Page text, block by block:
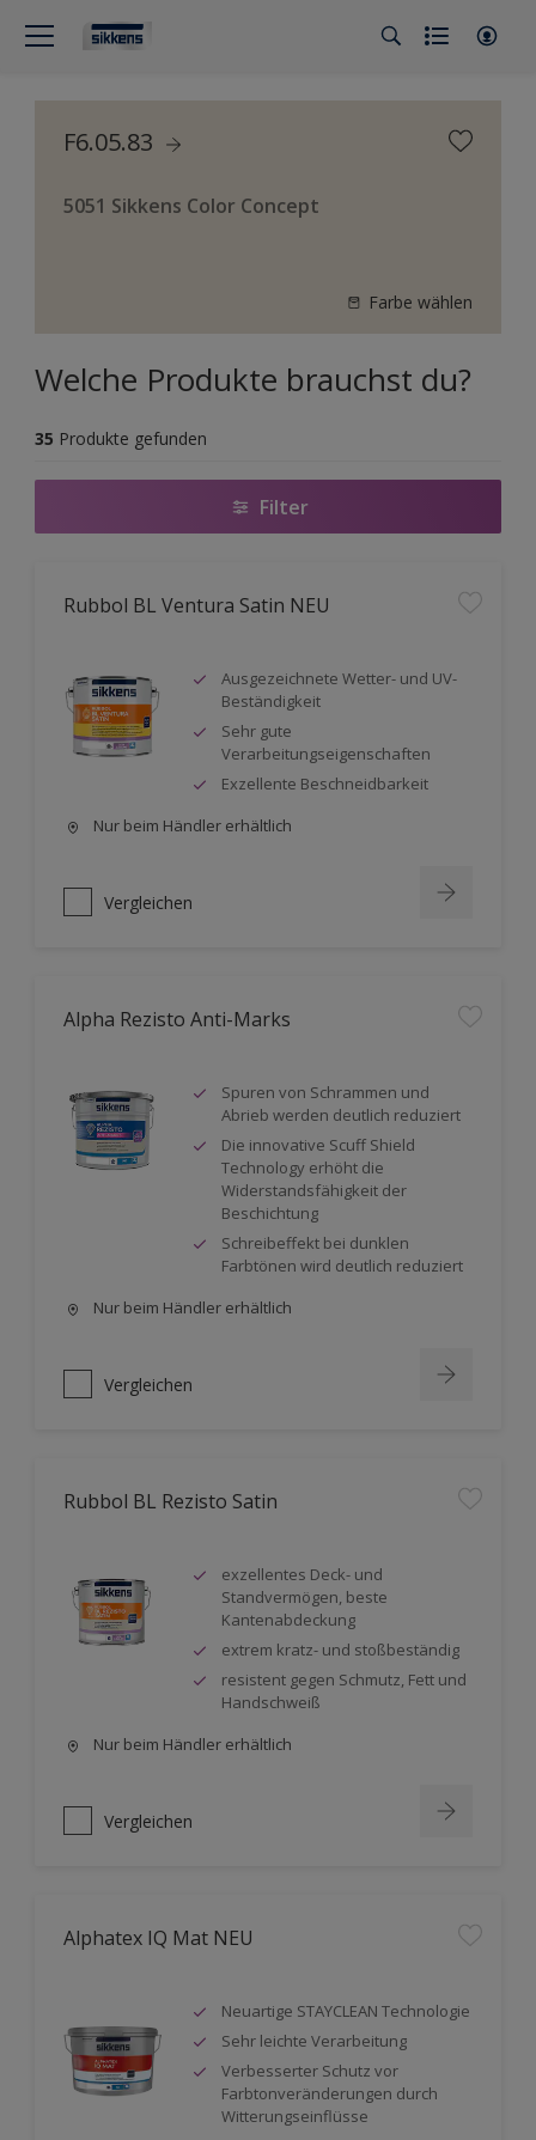
F6.05.83
5051 Sikkens Color Concept
Farbe wählen
Welche Produkte brauchst du?
35 Produkte gefunden
Filter
Rubbol BL Ventura Satin NEU
Ausgezeichnete Wetter- und UV-
Beständigkeit
Sehr gute
Verarbeitungseigenschaften
Exzellente Beschneidbarkeit
Nur beim Händler erhältlich
Vergleichen
Alpha Rezisto Anti-Marks
Spuren von Schrammen und
Abrieb werden deutlich reduziert
Die innovative Scuff Shield
Technology erhöht die
Widerstandsfähigkeit der
Beschichtung
Schreibeffekt bei dunklen
Farbtönen wird deutlich reduziert
Nur beim Händler erhältlich
Vergleichen
Rubbol BL Rezisto Satin
exzellentes Deck- und
Standvermögen, beste
Kantenabdeckung
extrem kratz- und stoßbeständig
resistent gegen Schmutz, Fett und
Handschweiß
Nur beim Händler erhältlich
Vergleichen
Alphatex IQ Mat NEU
Neuartige STAYCLEAN Technologie
Sehr leichte Verarbeitung
Verbesserter Schutz vor
Farbtonveränderungen durch
Witterungseinflüsse